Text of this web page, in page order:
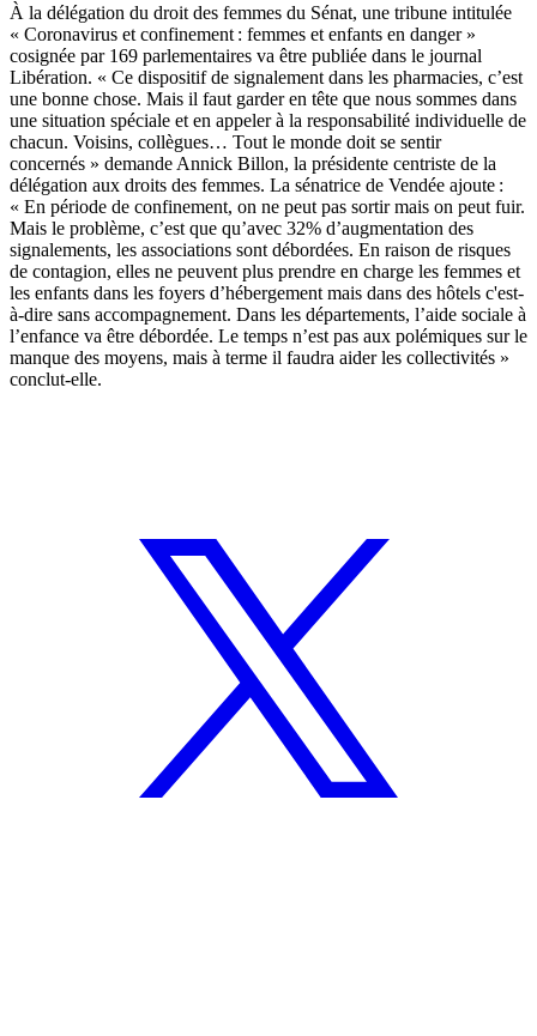
À la délégation du droit des femmes du Sénat, une tribune intitulée
« Coronavirus et confinement : femmes et enfants en danger »
cosignée par 169 parlementaires va être publiée dans le journal
Libération. « Ce dispositif de signalement dans les pharmacies, c’est
une bonne chose. Mais il faut garder en tête que nous sommes dans
une situation spéciale et en appeler à la responsabilité individuelle de
chacun. Voisins, collègues… Tout le monde doit se sentir
concernés » demande Annick Billon, la présidente centriste de la
délégation aux droits des femmes. La sénatrice de Vendée ajoute :
« En période de confinement, on ne peut pas sortir mais on peut fuir.
Mais le problème, c’est que qu’avec 32% d’augmentation des
signalements, les associations sont débordées. En raison de risques
de contagion, elles ne peuvent plus prendre en charge les femmes et
les enfants dans les foyers d’hébergement mais dans des hôtels c'est-
à-dire sans accompagnement. Dans les départements, l’aide sociale à
l’enfance va être débordée. Le temps n’est pas aux polémiques sur le
manque des moyens, mais à terme il faudra aider les collectivités »
conclut-elle.